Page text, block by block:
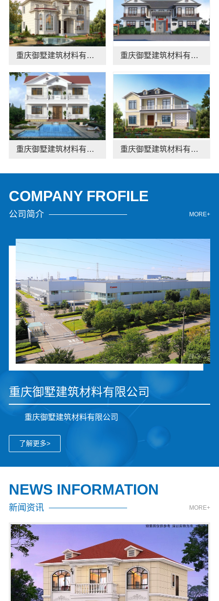
重庆御墅建筑材料有限公司巴南定制化现浇别墅抗震防风 重庆御墅建筑材料有限公司：巴南定制化建房工期短，快速拎包入住！
重庆御墅建筑材料有限公司：江北木模报价清单工期短 重庆御墅建筑材料有限公司：本地装配式别墅建造零增项
COMPANY FROFILE
公司简介 MORE+
重庆御墅建筑材料有限公司
重庆御墅建筑材料有限公司
了解更多>
NEWS INFORMATION
新闻资讯 MORE+